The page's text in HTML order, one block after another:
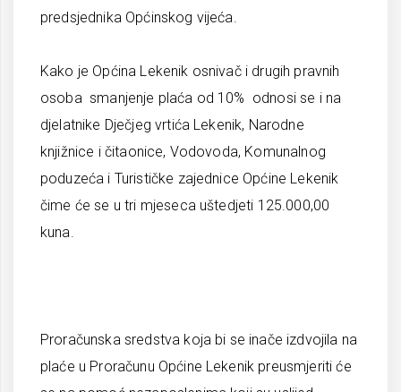
predsjednika Općinskog vijeća.
Kako je Općina Lekenik osnivač i drugih pravnih
osoba smanjenje plaća od 10% odnosi se i na
djelatnike Dječjeg vrtića Lekenik, Narodne
knjižnice i čitaonice, Vodovoda, Komunalnog
poduzeća i Turističke zajednice Općine Lekenik
čime će se u tri mjeseca uštedjeti 125.000,00
kuna.
Proračunska sredstva koja bi se inače izdvojila na
plaće u Proračunu Općine Lekenik preusmjeriti će